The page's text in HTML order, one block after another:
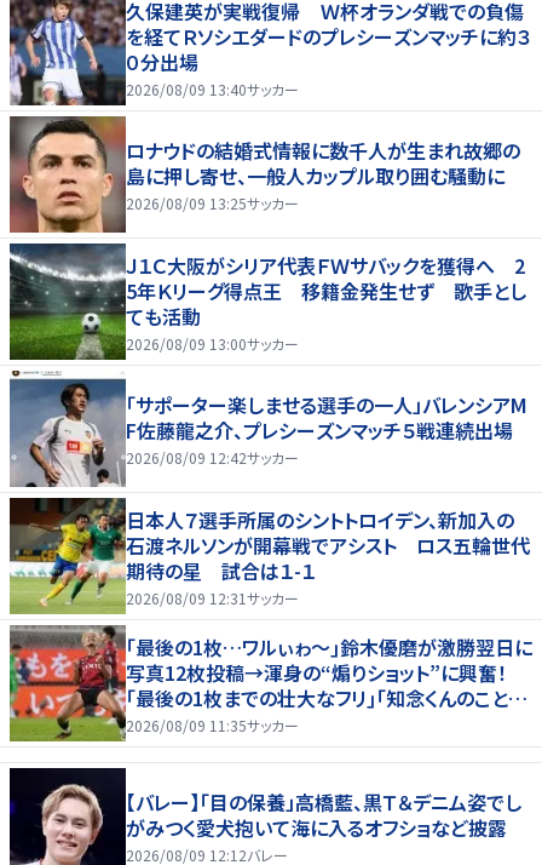
久保建英が実戦復帰 Ｗ杯オランダ戦での負傷
を経てＲソシエダードのプレシーズンマッチに約３
０分出場
2026/08/09 13:40サッカー
ロナウドの結婚式情報に数千人が生まれ故郷の
島に押し寄せ、一般人カップル取り囲む騒動に
2026/08/09 13:25サッカー
Ｊ１Ｃ大阪がシリア代表ＦＷサバックを獲得へ 2
5年Ｋリーグ得点王 移籍金発生せず 歌手とし
ても活動
2026/08/09 13:00サッカー
「サポーター楽しませる選手の一人」バレンシアM
F佐藤龍之介、プレシーズンマッチ５戦連続出場
2026/08/09 12:42サッカー
日本人７選手所属のシントトロイデン、新加入の
石渡ネルソンが開幕戦でアシスト ロス五輪世代
期待の星 試合は１-１
2026/08/09 12:31サッカー
｢最後の1枚…ワルぃゎ〜｣鈴木優磨が激勝翌日に
写真12枚投稿→渾身の“煽りショット”に興奮！
｢最後の1枚までの壮大なフリ｣｢知念くんのことど
んだけ好きなんよｗ｣
2026/08/09 11:35サッカー
【バレー】「目の保養」高橋藍、黒Ｔ＆デニム姿でし
がみつく愛犬抱いて海に入るオフショなど披露
2026/08/09 12:12バレー